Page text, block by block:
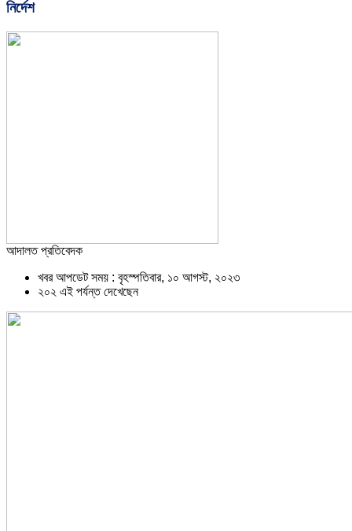
নির্দেশ
আদালত প্রতিবেদক
খবর আপডেট সময় : বৃহস্পতিবার, ১০ আগস্ট, ২০২৩
২০২ এই পর্যন্ত দেখেছেন